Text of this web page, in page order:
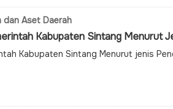
dan Aset Daerah
Kabupaten Sintang Menurut
Kabupaten Sintang Menurut jenis